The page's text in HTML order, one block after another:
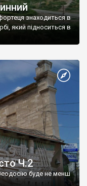
знаходиться в
який підноситься в
Ч.2
буде не менш